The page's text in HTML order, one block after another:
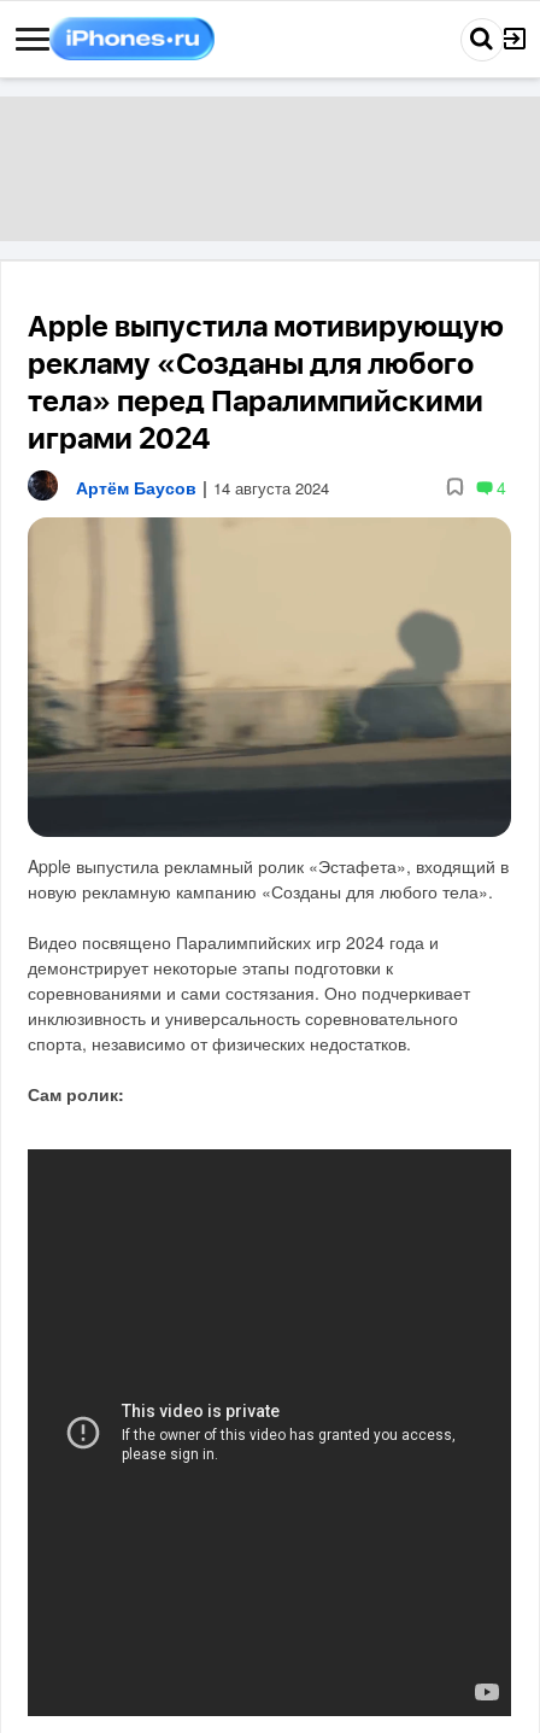
Apple выпустила мотивирующую
рекламу «Созданы для любого
тела» перед Паралимпийскими
играми 2024
Артём Баусов | 14 августа 2024 4
Apple выпустила рекламный ролик «Эстафета», входящий в
новую рекламную кампанию «Созданы для любого тела».
Видео посвящено Паралимпийских игр 2024 года и
демонстрирует некоторые этапы подготовки к
соревнованиями и сами состязания. Оно подчеркивает
инклюзивность и универсальность соревновательного
спорта, независимо от физических недостатков.
Сам ролик: